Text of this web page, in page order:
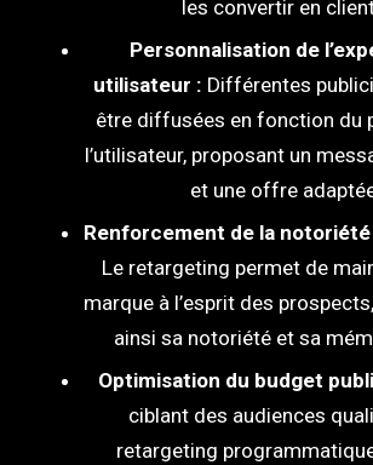
les convertir en
Personnalisation de
utilisateur : Différentes
être diffusées en fonction du
l’utilisateur, proposant un
et une offre
Renforcement de la notoriété
Le retargeting permet de
marque à l’esprit des
ainsi sa notoriété et sa
Optimisation du budget
ciblant des audiences
retargeting